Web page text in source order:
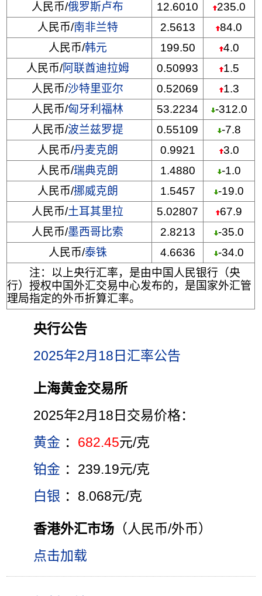
人民币/俄罗斯卢布 12.6010
235.0
人民币/南非兰特 2.5613
84.0
人民币/韩元 199.50
4.0
人民币/阿联酋迪拉姆 0.50993
1.5
人民币/沙特里亚尔 0.52069
1.3
人民币/匈牙利福林 53.2234
-312.0
人民币/波兰兹罗提 0.55109
-7.8
人民币/丹麦克朗 0.9921
3.0
人民币/瑞典克朗 1.4880
-1.0
人民币/挪威克朗 1.5457
-19.0
人民币/土耳其里拉 5.02807
67.9
人民币/墨西哥比索 2.8213
-35.0
人民币/泰铢 4.6636
-34.0
注：以上央行汇率，是由中国人民银行（央
行）授权中国外汇交易中心发布的，是国家外汇管
理局指定的外币折算汇率。
央行公告
2025年2月18日汇率公告
上海黄金交易所
2025年2月18日交易价格：
黄金 ： 682.45元/克
铂金 ：239.19元/克
白银 ：8.068元/克
香港外汇市场 （人民币/外币）
点击加载